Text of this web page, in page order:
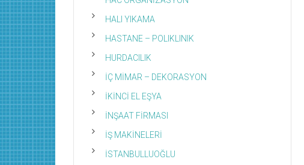
HALI YIKAMA
HASTANE – POLIKLINIK
HURDACILIK
İÇ MİMAR – DEKORASYON
İKİNCİ EL EŞYA
İNŞAAT FİRMASI
İŞ MAKİNELERİ
İSTANBULLUOĞLU